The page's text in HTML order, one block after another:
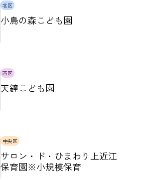
北区
小鳥の森こども園
西区
天鐘こども園
中央区
サロン・ド・ひまわり上近江
保育園※小規模保育